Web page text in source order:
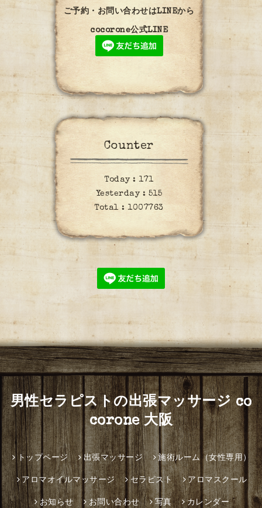
ご予約・お問い合わせはLINEから
cocorone公式LINE
Counter
Today : 171
Yesterday : 515
Total :1007763
男性セラピストの出張マッサージ co
corone 大阪
トップページ 出張マッサージ 施術ルーム（女性専用）
アロマオイルマッサージ セラピスト アロマスクール
お知らせ お問い合わせ 写真 カレンダー